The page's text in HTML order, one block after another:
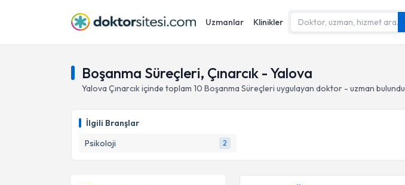
Uzmanlar Klinikler
Boşanma Süreçleri, Çınarcık - Yalova
Yalova Çınarcıkiçinde toplam 10 Boşanma Süreçleri uygulayan doktor - uzman bulundu
İlgili Branşlar
Psikoloji
2